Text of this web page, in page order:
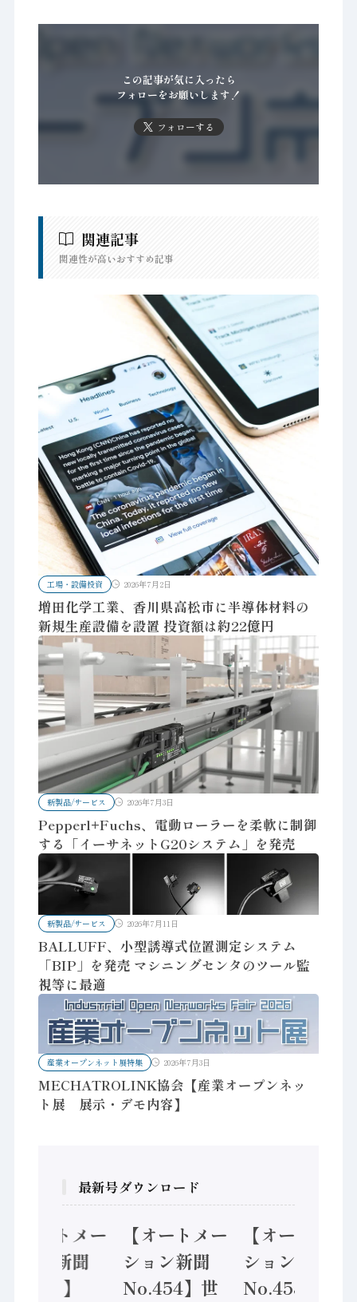
この記事が気に入ったら
フォローをお願いします！
フォローする
関連記事
関連性が高いおすすめ記事
工場・設備投資 2026年7月2日
増田化学工業、香川県高松市に半導体材料の
新規生産設備を設置 投資額は約22億円
新製品/サービス 2026年7月3日
Pepperl+Fuchs、電動ローラーを柔軟に制御
する「イーサネットG20システム」を発売
新製品/サービス 2026年7月11日
BALLUFF、小型誘導式位置測定システム
「BIP」を発売 マシニングセンタのツール監
視等に最適
産業オープンネット展特集 2026年7月3日
MECHATROLINK協会【産業オープンネッ
ト展 展示・デモ内容】
最新号ダウンロード
【オートメー
ション新聞
No.455】
【オートメー
ション新聞
No.454】世
【オートメー
ション新聞
No.453】フ